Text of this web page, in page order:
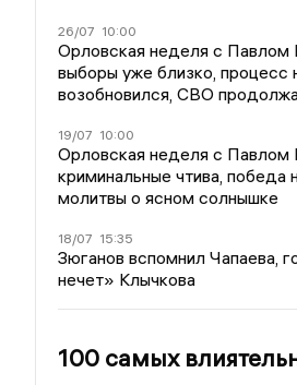
26/07 10:00
Орловская неделя с
выборы уже близко,
возобновился, СВО
19/07 10:00
Орловская неделя с
криминальные чтива, победа
молитвы о ясном солнышке
18/07 15:35
Зюганов вспомнил Чапаева,
нечет» Клычкова
100 самых